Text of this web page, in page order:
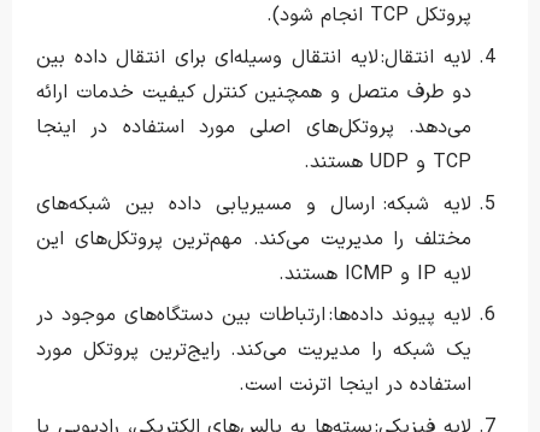
پروتکل TCP انجام شود).
لایه انتقال: لایه انتقال وسیله‌ای برای انتقال داده بین
دو طرف متصل و همچنین کنترل کیفیت خدمات ارائه
می‌دهد. پروتکل‌های اصلی مورد استفاده در اینجا
TCP و UDP هستند.
لایه شبکه: ارسال و مسیریابی داده بین شبکه‌های
مختلف را مدیریت می‌کند. مهم‌ترین پروتکل‌های این
لایه IP و ICMP هستند.
لایه پیوند داده‌ها: ارتباطات بین دستگاه‌های موجود در
یک شبکه را مدیریت می‌کند. رایج‌ترین پروتکل مورد
استفاده در اینجا اترنت است.